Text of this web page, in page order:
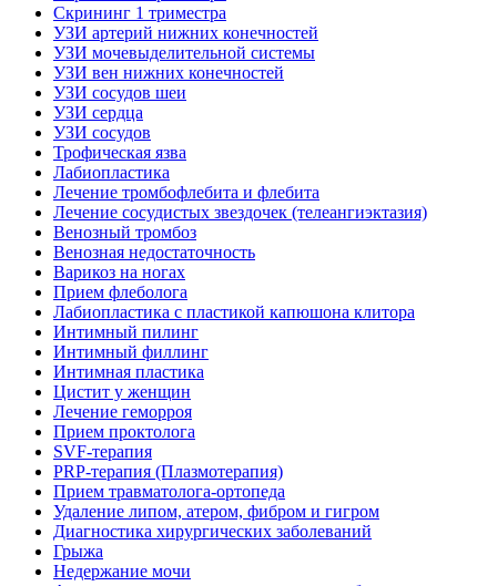
Скрининг 1 триместра
УЗИ артерий нижних конечностей
УЗИ мочевыделительной системы
УЗИ вен нижних конечностей
УЗИ сосудов шеи
УЗИ сердца
УЗИ сосудов
Трофическая язва
Лабиопластика
Лечение тромбофлебита и флебита
Лечение сосудистых звездочек (телеангиэктазия)
Венозный тромбоз
Венозная недостаточность
Варикоз на ногах
Прием флеболога
Лабиопластика с пластикой капюшона клитора
Интимный пилинг
Интимный филлинг
Интимная пластика
Цистит у женщин
Лечение геморроя
Прием проктолога
SVF-терапия
PRP-терапия (Плазмотерапия)
Прием травматолога-ортопеда
Удаление липом, атером, фибром и гигром
Диагностика хирургических заболеваний
Грыжа
Недержание мочи